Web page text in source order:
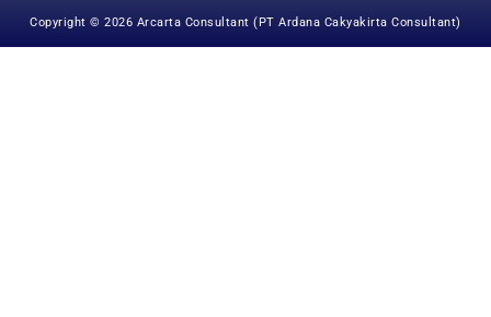
Copyright © 2026 Arcarta Consultant (PT Ardana Cakyakirta Consultant)